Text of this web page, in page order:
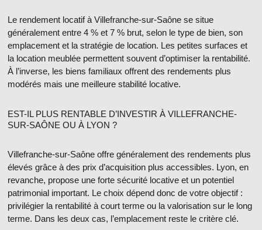
Le rendement locatif à Villefranche-sur-Saônese situe
généralement entre 4 % et 7 % brut, selon le type de bien, son
emplacement et la stratégie de location. Les petites surfaces et
la location meublée permettent souvent d’optimiser la rentabilité.
À l’inverse, les biens familiaux offrent des rendements plus
modérés mais une meilleure stabilité locative.
EST-IL PLUS RENTABLE D’INVESTIR À VILLEFRANCHE-
SUR-SAÔNE OU À LYON ?
Villefranche-sur-Saône offre généralement des rendements plus
élevés grâce à des prix d’acquisition plus accessibles. Lyon, en
revanche, propose une forte sécurité locative et un potentiel
patrimonial important. Le choix dépend donc de votre objectif :
privilégier la rentabilité à court terme ou la valorisation sur le long
terme. Dans les deux cas, l’emplacement reste le critère clé.